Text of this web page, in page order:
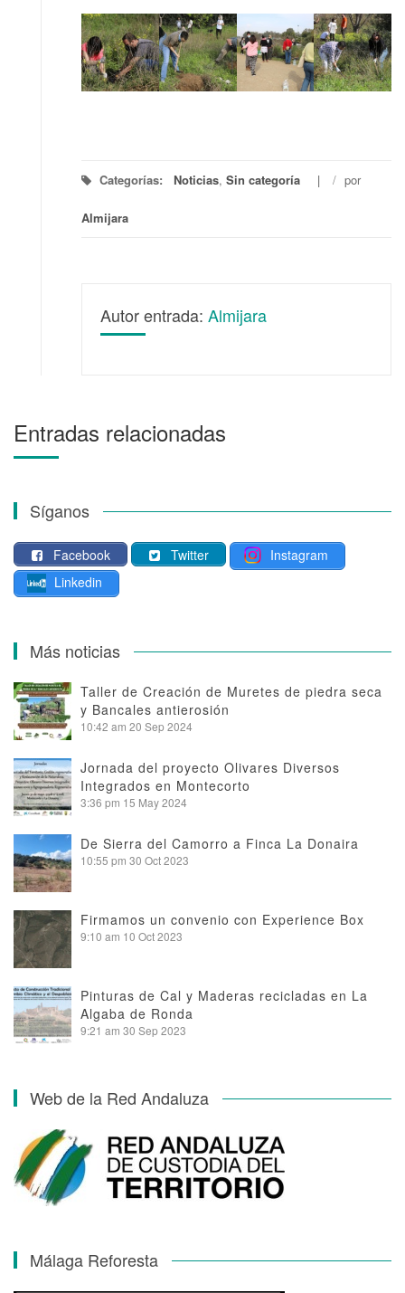
Categorías: Noticias, Sin categoría / por
Almijara
Autor entrada: Almijara
Entradas relacionadas
Síganos
Facebook Twitter
Instagram
Linkedin
Más noticias
Taller de Creación de Muretes de piedra seca
y Bancales antierosión
10:42 am 20 Sep 2024
Jornada del proyecto Olivares Diversos
Integrados en Montecorto
3:36 pm 15 May 2024
De Sierra del Camorro a Finca La Donaira
10:55 pm 30 Oct 2023
Firmamos un convenio con Experience Box
9:10 am 10 Oct 2023
Pinturas de Cal y Maderas recicladas en La
Algaba de Ronda
9:21 am 30 Sep 2023
Web de la Red Andaluza
Málaga Reforesta